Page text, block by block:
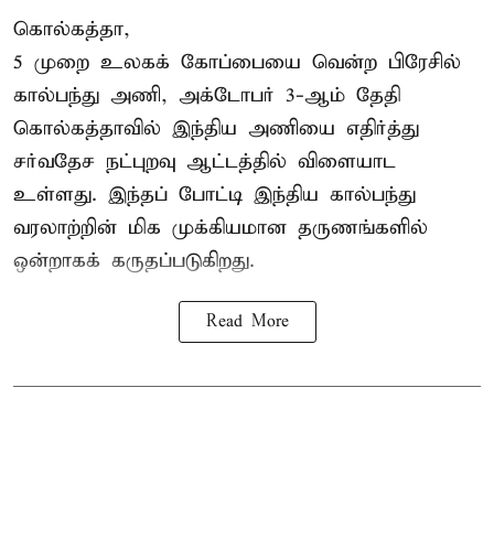
கொல்கத்தா,
5 முறை உலகக் கோப்பையை வென்ற பிரேசில்
கால்பந்து அணி, அக்டோபர் 3-ஆம் தேதி
கொல்கத்தாவில் இந்திய அணியை எதிர்த்து
சர்வதேச நட்புறவு ஆட்டத்தில் விளையாட
உள்ளது. இந்தப் போட்டி இந்திய கால்பந்து
வரலாற்றின் மிக முக்கியமான தருணங்களில்
ஒன்றாகக் கருதப்படுகிறது.
Read More